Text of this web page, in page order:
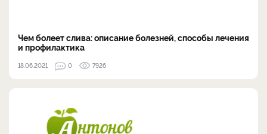
Чем болеет слива: описание болезней, способы лечения
и профилактика
18.06.2021 0 7926